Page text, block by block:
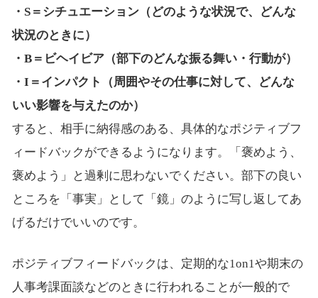
・S＝シチュエーション（どのような状況で、どんな
状況のときに）
・B＝ビヘイビア（部下のどんな振る舞い・行動が）
・I＝インパクト（周囲やその仕事に対して、どんな
いい影響を与えたのか）
すると、相手に納得感のある、具体的なポジティブフ
ィードバックができるようになります。「褒めよう、
褒めよう」と過剰に思わないでください。部下の良い
ところを「事実」として「鏡」のように写し返してあ
げるだけでいいのです。
ポジティブフィードバックは、定期的な1on1や期末の
人事考課面談などのときに行われることが一般的で